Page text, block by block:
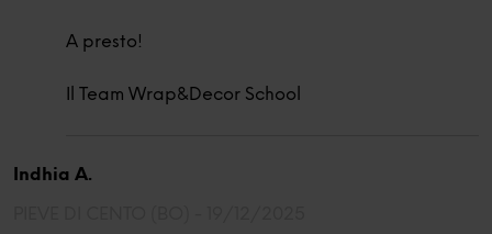
A presto!
Il Team Wrap&Decor School
Indhia A.